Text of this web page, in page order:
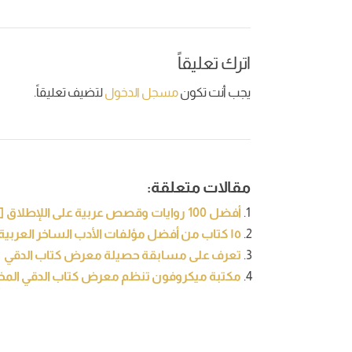
اترك تعليقاً
يجب أنت تكونمسجل الدخوللتضيف تعليقاً.
مقالات متعلقة:
أفضل 100 روايات وقصص عربية على اللإطلاق [تحديث 2021]
١٥ كتاب من أفضل مؤلفات الأدب الساخر العربية
تعرف على مسابقة حصيلة معرض كتاب الدقي
مكتبة ميكروفون تنظم معرض كتاب الدقي